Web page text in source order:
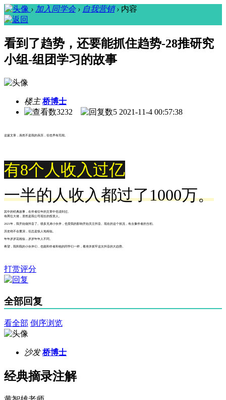
› 加入同学会 › 自我营销 › 内容
看到了趋势，还要能抓住趋势-28推研究
小组-组团学习的故事
楼主 桥博士
3232
5 2021-11-4 00:57:38
这篇文章，虽然不是我的亲历，但也早有耳闻。
有8个人收入过亿
一半的人收入都过了1000万。
其中的经典故事，在作者往年的文章中也读到过。
有两位大佬，居然是我公司现任的投资人。
2021年，我开始做抖音了。很多兄弟小伙伴，也受我的影响开始关注抖音。现在的这个状况，有点像作者的当初。
历史绝不会重演，但总是惊人地相似。
年年岁岁花相似，岁岁年年人不同。
希望，我和我的小伙伴们，也能和作者和他的同学们一样，看准并抓牢这次抖音的大趋势。
打赏评分
全部回复
看全部 倒序浏览
沙发 桥博士
经典摘录注解